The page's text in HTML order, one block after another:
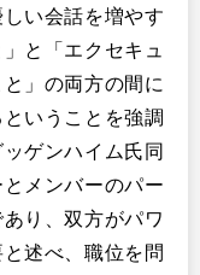
い会話を増やす
と「エクセキュ
」の両方の間に
いうことを強調
ゲンハイム氏同
メンバーのパー
り、双方がパワ
述べ、職位を問